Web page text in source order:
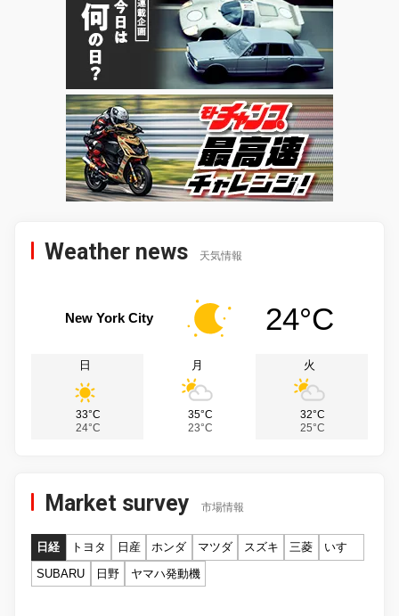
Weather news 天気情報
New York City 24°C
日
33°C
24°C
月
35°C
23°C
火
32°C
25°C
Market survey 市場情報
日経 トヨタ 日産 ホンダ マツダ スズキ 三菱
いすゞ
SUBARU
日野 ヤマハ発動機